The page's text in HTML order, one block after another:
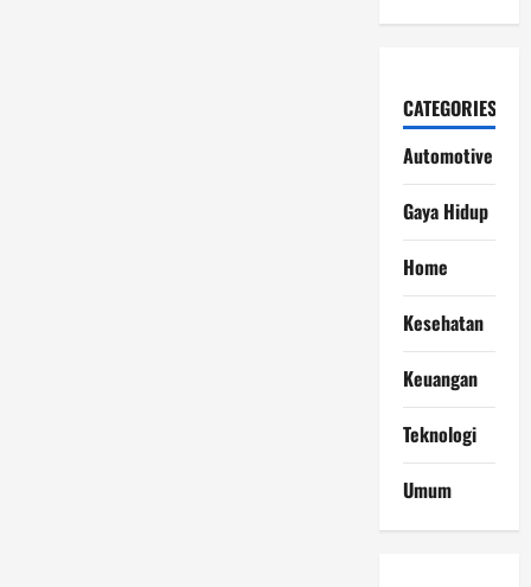
CATEGORIES
Automotive
Gaya Hidup
Home
Kesehatan
Keuangan
Teknologi
Umum